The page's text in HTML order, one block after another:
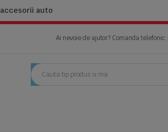
accesorii auto
Ai nevoie de ajutor? Comanda telefonic :